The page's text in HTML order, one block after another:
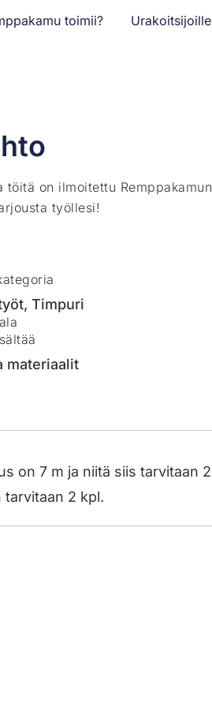
toimii? Urakoitsijoille
on ilmoitettu Remppakamun
työllesi!
, Timpuri
materiaalit
on 7 m ja niitä siis tarvitaan 2
2 kpl.